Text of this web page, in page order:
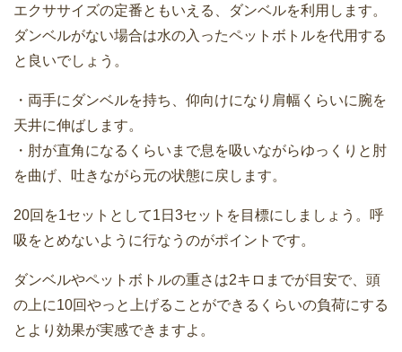
エクササイズの定番ともいえる、ダンベルを利用します。
ダンベルがない場合は水の入ったペットボトルを代用する
と良いでしょう。
・両手にダンベルを持ち、仰向けになり肩幅くらいに腕を
天井に伸ばします。
・肘が直角になるくらいまで息を吸いながらゆっくりと肘
を曲げ、吐きながら元の状態に戻します。
20回を1セットとして1日3セットを目標にしましょう。呼
吸をとめないように行なうのがポイントです。
ダンベルやペットボトルの重さは2キロまでが目安で、頭
の上に10回やっと上げることができるくらいの負荷にする
とより効果が実感できますよ。